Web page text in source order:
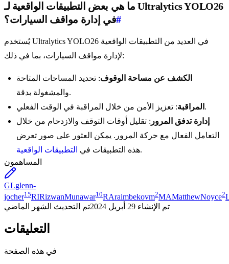
ما هي بعض التطبيقات الواقعية لـ Ultralytics YOLO26
في إدارة مواقف السيارات؟#
يُستخدم Ultralytics YOLO26 في العديد من التطبيقات الواقعية
لإدارة مواقف السيارات، بما في ذلك:
الكشف عن مساحة الوقوف: تحديد المساحات المتاحة
والمشغولة بدقة.
المراقبة : تعزيز الأمن من خلال المراقبة في الوقت الفعلي.
إدارة تدفق المرور : تقليل أوقات التوقف والازدحام من خلال
التعامل الفعال مع حركة المرور. يمكن العثور على صور تعرض
هذه التطبيقات في التطبيقات الواقعية
.
المساهمون
GLglenn-
jocher15RIRizwanMunawar10RAraimbekovm2MAMatthewNoyce2
تم الإنشاء 29 أبريل 2024 تم التحديث الشهر الماضي
التعليقات
في هذه الصفحة